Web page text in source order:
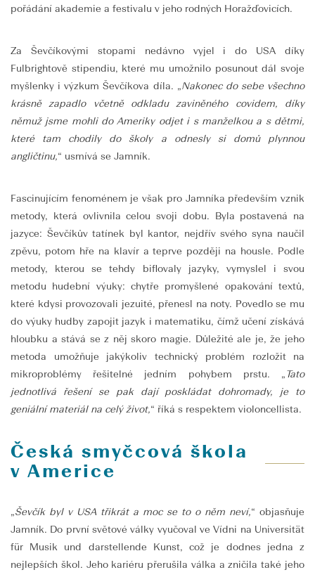
pořádání akademie a festivalu v jeho rodných Horažďovicích.
Za Ševčíkovými stopami nedávno vyjel i do USA díky
Fulbrightově stipendiu, které mu umožnilo posunout dál svoje
myšlenky i výzkum Ševčíkova díla. „Nakonec do sebe všechno
krásně zapadlo včetně odkladu zaviněného covidem, díky
němuž jsme mohli do Ameriky odjet i s manželkou a s dětmi,
které tam chodily do školy a odnesly si domů plynnou
angličtinu,“ usmívá se Jamník.
Fascinujícím fenoménem je však pro Jamníka především vznik
metody, která ovlivnila celou svoji dobu. Byla postavená na
jazyce: Ševčíkův tatínek byl kantor, nejdřív svého syna naučil
zpěvu, potom hře na klavír a teprve později na housle. Podle
metody, kterou se tehdy biflovaly jazyky, vymyslel i svou
metodu hudební výuky: chytře promyšlené opakování textů,
které kdysi provozovali jezuité, přenesl na noty. Povedlo se mu
do výuky hudby zapojit jazyk i matematiku, čímž učení získává
hloubku a stává se z něj skoro magie. Důležité ale je, že jeho
metoda umožňuje jakýkoliv technický problém rozložit na
mikroproblémy řešitelné jedním pohybem prstu. „ Tato
jednotlivá řešení se pak dají poskládat dohromady, je to
geniální materiál na celý život,“ říká s respektem violoncellista.
Česká smyčcová škola
v Americe
„Ševčík byl v USA třikrát a moc se to o něm neví,“ objasňuje
Jamník. Do první světové války vyučoval ve Vídni na Universität
für Musik und darstellende Kunst, což je dodnes jedna z
nejlepších škol. Jeho kariéru přerušila válka a zničila také jeho